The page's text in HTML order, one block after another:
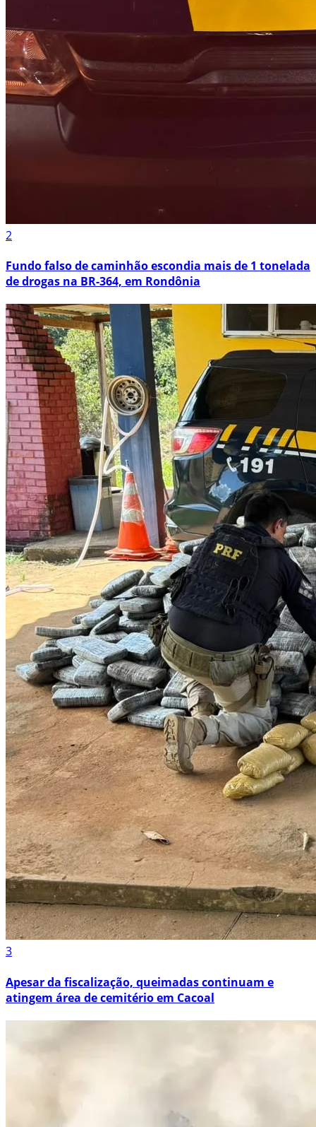
2
Fundo falso de caminhão escondia mais de 1 tonelada
de drogas na BR-364, em Rondônia
3
Apesar da fiscalização, queimadas continuam e
atingem área de cemitério em Cacoal